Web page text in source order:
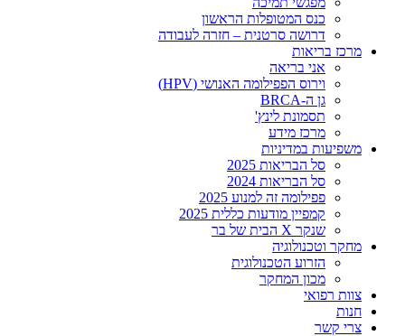
כנס המטופלות הראשון
דרושה סרטנית – חזרה לעבודה
מרכז בריאות
אני בריאה
וירוס הפפילומה האנושי (HPV)
גן ה-BRCA
תסמונת לינץ'
מרכז מידע
משפיעות במדיניות
סל הבריאות 2025
סל הבריאות 2024
פפילומה זה למנוע 2025
קמפיין מודעות כללית 2025
שנקר X הבית של בר
מחקר וטכנולוגיה
הזרוע הטכנולוגית
מכון המחקר
צוות רפואי
חנות
צרי קשר